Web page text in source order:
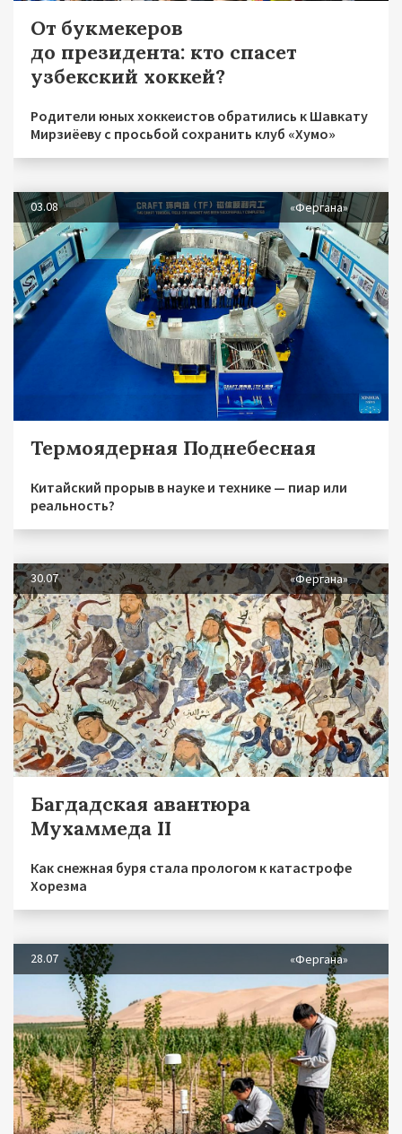
От букмекеров
до президента: кто спасет
узбекский хоккей?
Родители юных хоккеистов обратились к Шавкату
Мирзиёеву с просьбой сохранить клуб «Хумо»
03.08 «Фергана»
Термоядерная Поднебесная
Китайский прорыв в науке и технике — пиар или
реальность?
30.07 «Фергана»
Багдадская авантюра
Мухаммеда II
Как снежная буря стала прологом к катастрофе
Хорезма
28.07 «Фергана»